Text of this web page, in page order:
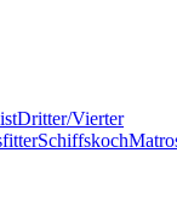
Dritter/Vierter
Schiffskoch